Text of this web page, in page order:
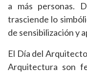
a más personas.
trasciende lo
de sensibilización y
El Día del
Arquitectura son